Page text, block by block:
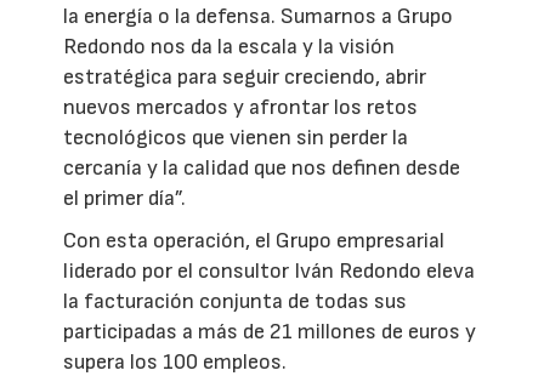
la energía o la defensa. Sumarnos a Grupo
Redondo nos da la escala y la visión
estratégica para seguir creciendo, abrir
nuevos mercados y afrontar los retos
tecnológicos que vienen sin perder la
cercanía y la calidad que nos definen desde
el primer día”.
Con esta operación, el Grupo empresarial
liderado por el consultor Iván Redondo eleva
la facturación conjunta de todas sus
participadas a más de 21 millones de euros y
supera los 100 empleos.